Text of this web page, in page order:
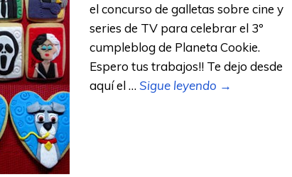
el concurso de galletas sobre cine y
series de TV para celebrar el 3º
cumpleblog de Planeta Cookie.
Espero tus trabajos!! Te dejo desde
aquí el …Sigue leyendo →